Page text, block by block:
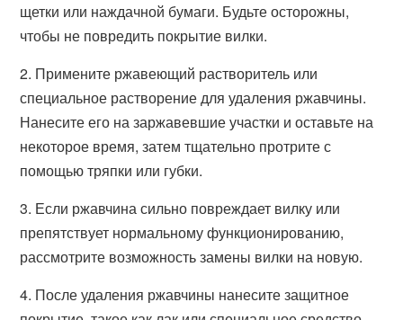
щетки или наждачной бумаги. Будьте осторожны,
чтобы не повредить покрытие вилки.
2. Примените ржавеющий растворитель или
специальное растворение для удаления ржавчины.
Нанесите его на заржавевшие участки и оставьте на
некоторое время, затем тщательно протрите с
помощью тряпки или губки.
3. Если ржавчина сильно повреждает вилку или
препятствует нормальному функционированию,
рассмотрите возможность замены вилки на новую.
4. После удаления ржавчины нанесите защитное